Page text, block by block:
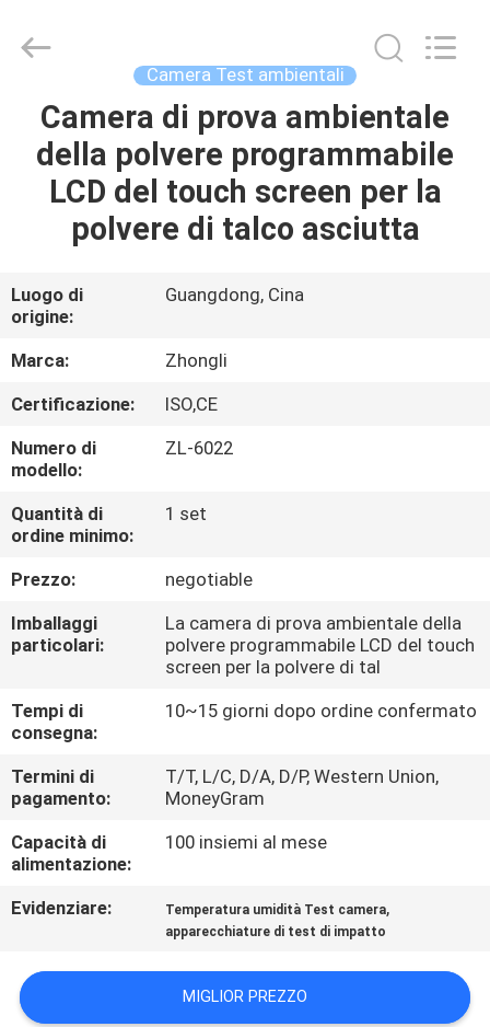
CASA
PRODOTTI
VIDEO
CIRCA
NOI
GIRO
DELLA
FABBRICA
CONTROLLO
DI
QUALITÀ
CONTATTICI
NOTIZIE
RICHIEDA
UNA
VR
Instrument
Technology
Reserved.
Camera Test ambientali
Camera di prova ambientale
della polvere programmabile
LCD del touch screen per la
polvere di talco asciutta
Luogo di
origine:
Guangdong, Cina
Marca:
Zhongli
Certificazione:
ISO,CE
Numero di
modello:
ZL-6022
Quantità di
ordine minimo:
1 set
Prezzo:
negotiable
Imballaggi
particolari:
La camera di prova ambientale della
polvere programmabile LCD del touch
screen per la polvere di tal
Tempi di
consegna:
10~15 giorni dopo ordine confermato
Termini di
pagamento:
T/T, L/C, D/A, D/P, Western Union,
MoneyGram
Capacità di
alimentazione:
100 insiemi al mese
Evidenziare: Temperatura umidità Test camera,
apparecchiature di test di impatto
MIGLIOR PREZZO